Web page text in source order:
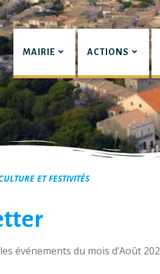
de
MAIRIE ACTIONS
ET FESTIVITÉS
événements du mois d’Août